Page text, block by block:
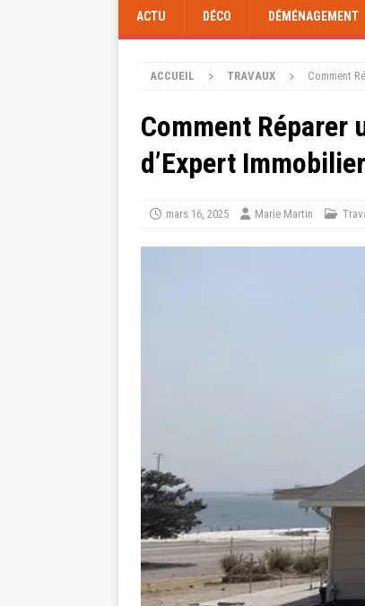
ACTU DÉCO DÉMÉNAGEMENT
ACCUEIL TRAVAUX Comment
Comment Réparer
d’Expert Immobilier
mars 16, 2025 Marie Martin